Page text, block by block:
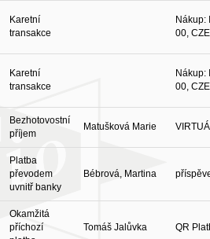
Karetní
transakce
Nákup:
00,
Karetní
transakce
Nákup:
00,
Bezhotovostní
příjem
Matušková Marie
Platba
převodem
uvnitř banky
Bébrová, Martina
Okamžitá
příchozí
Tomáš Jalůvka QR